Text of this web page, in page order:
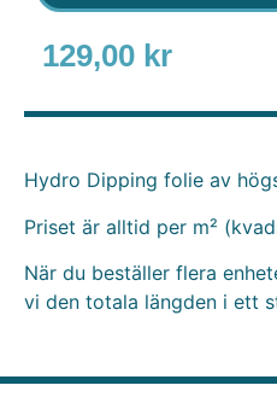
129,00 kr
Hydro Dipping folie av
Priset är alltid per m²
När du beställer flera
vi den totala längden i ett